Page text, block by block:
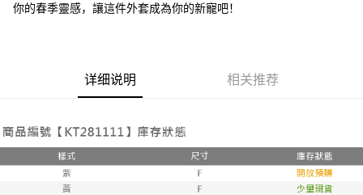
容。
账／街口支付／iPASS MONEY”等通路缴费。
1. 本服务系由 “台湾大哥大股份有限公司”所提供，让用户于交易时，得通过
本服务购买商品或服务，并由商店将买卖／分期付款买卖价金债权让与本公
司后，依约使用本公司账单缴交账款。
2. 基于同意付款使用 “大哥付你分期”之契约关系目的，商店将以您的个人资
料（包含姓名、电话或地址）提供予台湾大哥大进项收集、处理及利用，由
AFTEE APP推播通知。
請留意繳費期限為 14 天。唯有下載 AFTEE App 成為 AFTEE 會員者方能享
有最長 45 天內付款之服務。
出。使用AFTEE下訂可以延長您收到商品前的繳費天數，但無法保證一定能
夠在期限內收到商品(例如:預購商品或預計到貨時間較長者)。因此無論收到
商品與否，仍需要請您在AFTEE規定的時間內完成繳費。
二、付款限制
全家取貨付款
每笔NT$60，满NT$1,600(含以上)免运费
每笔NT$10,000
已關閉，請勿下單(付取)
每笔NT$10,000
你的春季靈感，讓這件外套成為你的新寵吧！
详细说明 相关推荐